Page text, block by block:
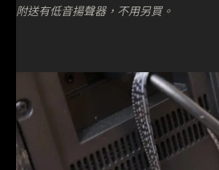
附送有低音揚聲器，不用另買。